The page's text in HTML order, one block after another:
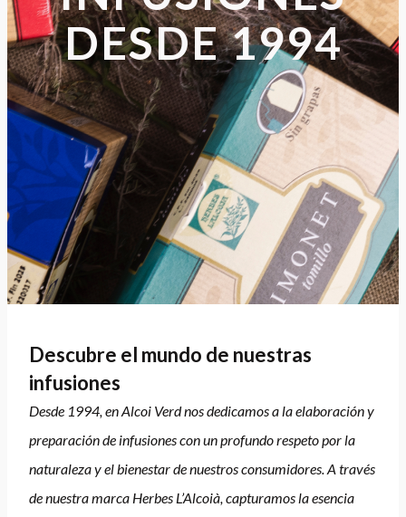
DESDE 1994
Descubre el mundo de nuestras
infusiones
Desde 1994, en Alcoi Verd nos dedicamos a la elaboración y
preparación de infusiones con un profundo respeto por la
naturaleza y el bienestar de nuestros consumidores. A través
de nuestra marca Herbes L’Alcoià, capturamos la esencia